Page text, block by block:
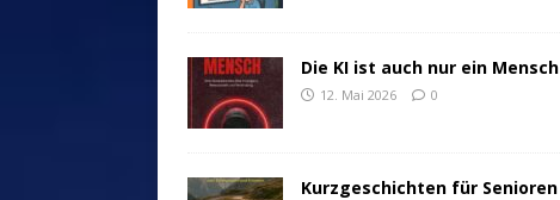
Die KI ist auch nur ein Mensch
12. Mai 2026 0
Kurzgeschichten für Senioren